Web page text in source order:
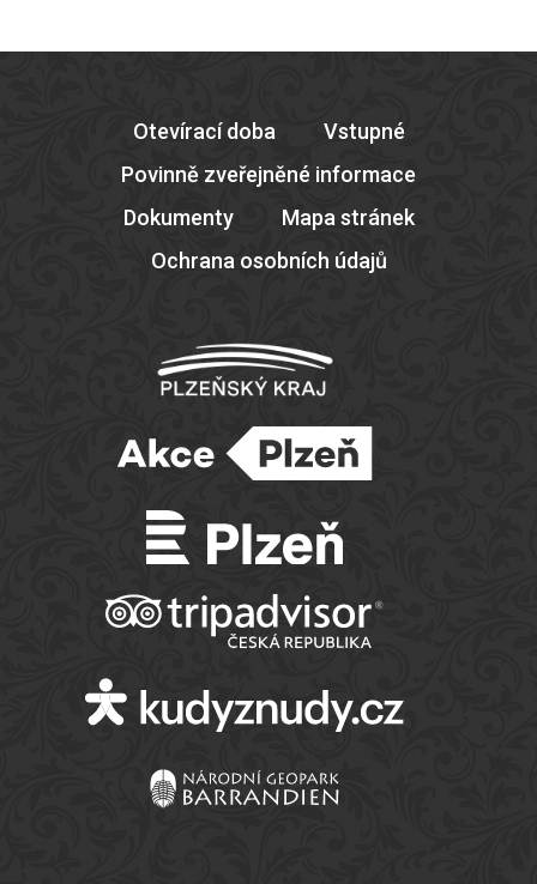
Otevírací doba
Vstupné
Povinně zveřejněné informace
Dokumenty
Mapa stránek
Ochrana osobních údajů